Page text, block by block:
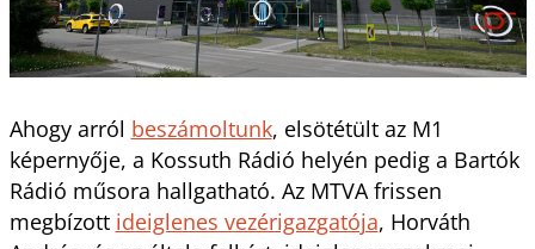
Ahogy arról beszámoltunk, elsötétült az M1
képernyője, a Kossuth Rádió helyén pedig a Bartók
Rádió műsora hallgatható. Az MTVA frissen
megbízott ideiglenes vezérigazgatója, Horváth